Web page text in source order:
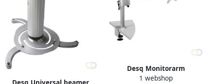
Desq Monitorarm
Bureaubladbevestiging
1 webshop